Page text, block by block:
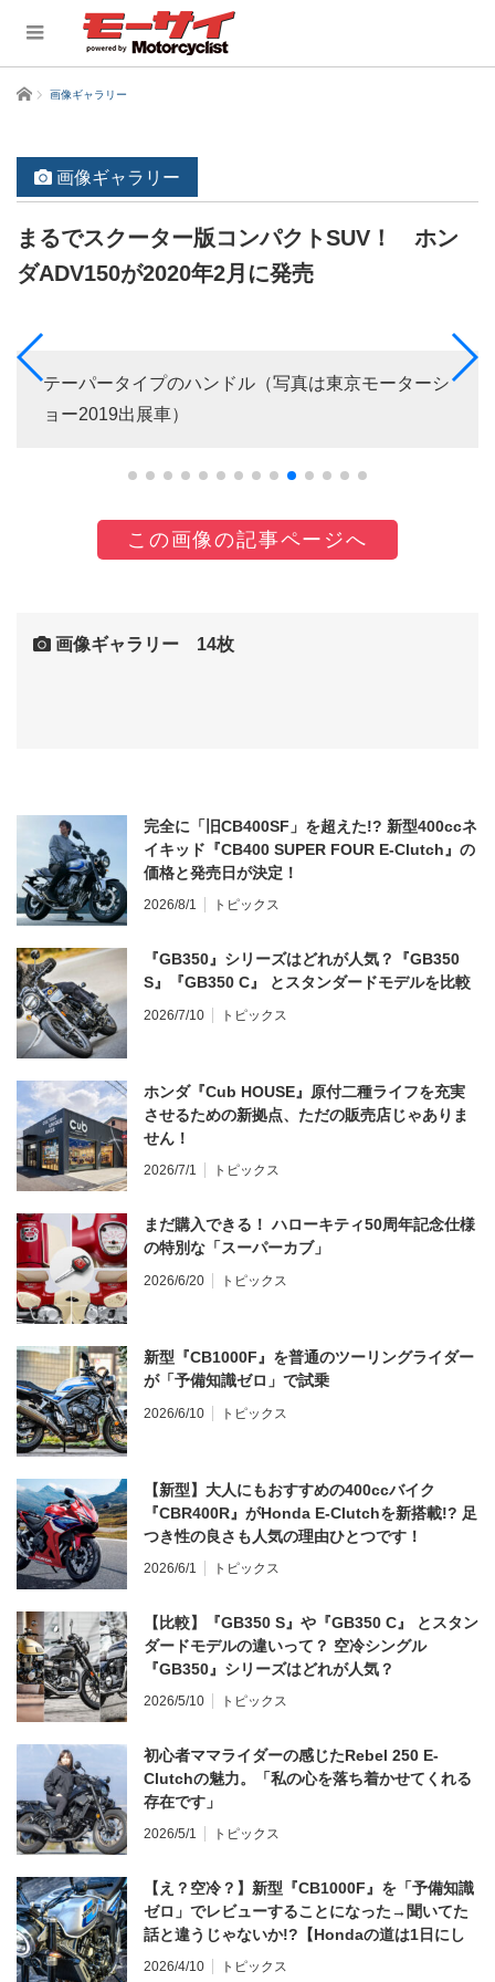
ホーム 画像ギャラリー
画像ギャラリー
まるでスクーター版コンパクトSUV！ ホン
ダADV150が2020年2月に発売
テーパータイプのハンドル（写真は東京モーターシ
ョー2019出展車）
この画像の記事ページへ
画像ギャラリー 14枚
完全に「旧CB400SF」を超えた!? 新型400ccネ
イキッド『CB400 SUPER FOUR E-Clutch』の
価格と発売日が決定！
2026/8/1 トピックス
『GB350』シリーズはどれが人気？『GB350
S』『GB350 C』 とスタンダードモデルを比較
2026/7/10 トピックス
ホンダ『Cub HOUSE』原付二種ライフを充実
させるための新拠点、ただの販売店じゃありま
せん！
2026/7/1 トピックス
まだ購入できる！ ハローキティ50周年記念仕様
の特別な「スーパーカブ」
2026/6/20 トピックス
新型『CB1000F』を普通のツーリングライダー
が「予備知識ゼロ」で試乗
2026/6/10 トピックス
【新型】大人にもおすすめの400ccバイク
『CBR400R』がHonda E-Clutchを新搭載!? 足
つき性の良さも人気の理由ひとつです！
2026/6/1 トピックス
【比較】『GB350 S』や『GB350 C』 とスタン
ダードモデルの違いって？ 空冷シングル
『GB350』シリーズはどれが人気？
2026/5/10 トピックス
初心者ママライダーの感じたRebel 250 E-
Clutchの魅力。「私の心を落ち着かせてくれる
存在です」
2026/5/1 トピックス
【え？空冷？】新型『CB1000F』を「予備知識
ゼロ」でレビューすることになった→聞いてた
話と違うじゃないか!?【Hondaの道は1日にし
てならず／CB1000F ①第一印象 編】
2026/4/10 トピックス